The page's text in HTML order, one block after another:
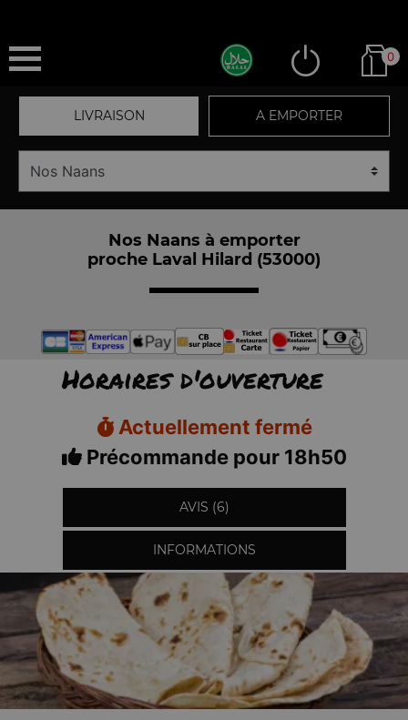
0
LIVRAISON A EMPORTER
Nos Naans à emporter
proche Laval Hilard (53000)
Horaires d'ouverture
Actuellement fermé
Précommande pour 18h50
AVIS (6)
INFORMATIONS